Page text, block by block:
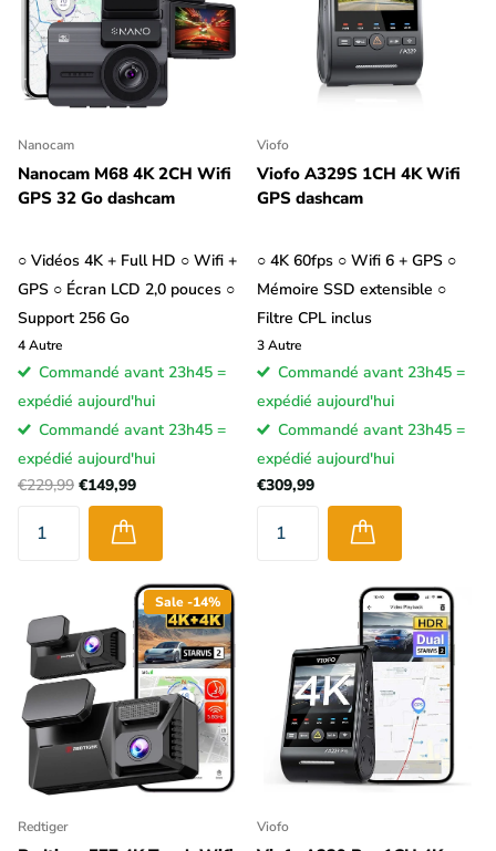
Nanocam
Nanocam M68 4K 2CH Wifi
GPS 32 Go dashcam
○ Vidéos 4K + Full HD ○ Wifi +
GPS ○ Écran LCD 2,0 pouces ○
Support 256 Go
4Autre
Commandé avant 23h45 =
expédié aujourd'hui
Commandé avant 23h45 =
expédié aujourd'hui
€229,99 €149,99
Viofo
Viofo A329S 1CH 4K Wifi
GPS dashcam
○ 4K 60fps ○ Wifi 6 + GPS ○
Mémoire SSD extensible ○
Filtre CPL inclus
3Autre
Commandé avant 23h45 =
expédié aujourd'hui
Commandé avant 23h45 =
expédié aujourd'hui
€309,99
Sale -14%
Redtiger Viofo